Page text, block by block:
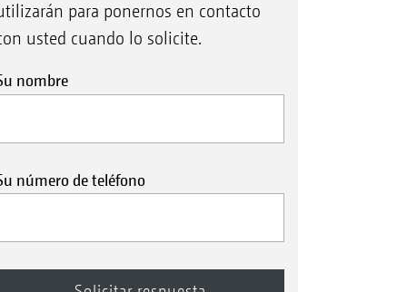
para ponernos en contacto
usted cuando lo solicite.
nombre
número de teléfono